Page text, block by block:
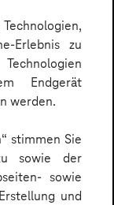
Erlebnis zu
Endgerät
werden.
stimmen Sie
sowie der
sowie
und
hinaus
der
Agenten, die
Erfahren